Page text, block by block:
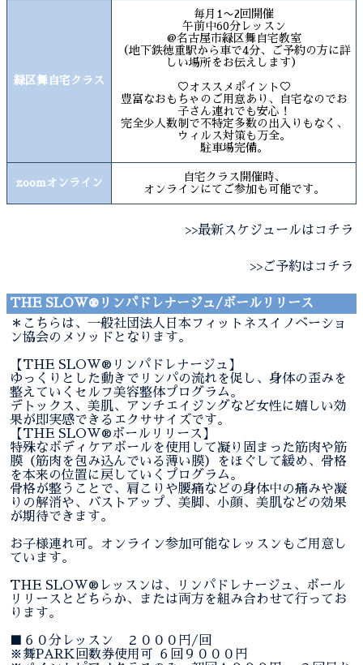
緑区舞自宅クラス
毎月1〜2回開催
午前中60分レッスン
@名古屋市緑区舞自宅教室
（地下鉄徳重駅から車で4分、ご予約の方に詳
しい場所をお伝えします）
♡オススメポイント♡
豊富なおもちゃのご用意あり、自宅なのでお
子さん連れでも安心！
完全少人数制で不特定多数の出入りもなく、
ウィルス対策も万全。
駐車場完備。
zoomオンライン
自宅クラス開催時、
オンラインにてご参加も可能です。
>>最新スケジュールはコチラ
>>ご予約はコチラ
THE SLOW®︎リンパドレナージュ/ボールリリース
＊こちらは、一般社団法人日本フィットネスイノベーショ
ン協会のメソッドとなります。
【THE SLOW®︎リンパドレナージュ】
ゆっくりとした動きでリンパの流れを促し、身体の歪みを
整えていくセルフ美容整体プログラム。
デトックス、美肌、アンチエイジングなど女性に嬉しい効
果が即実感できるエクササイズです。
【THE SLOW®︎ボールリリース】
特殊なボディケアボールを使用して凝り固まった筋肉や筋
膜（筋肉を包み込んでいる薄い膜）をほぐして緩め、骨格
を本来の位置に戻していくプログラム。
骨格が整うことで、肩こりや腰痛などの身体中の痛みや凝
りの解消や、バストアップ、美脚、小顔、美肌などの効果
が期待できます。
お子様連れ可。オンライン参加可能なレッスンもご用意し
ています。
THE SLOW®︎レッスンは、リンパドレナージュ、ボール
リリースとどちらか、または両方を組み合わせて行ってお
ります。
■６０分レッスン ２０００円/回
※舞PARK回数券使用可 ６回９０００円